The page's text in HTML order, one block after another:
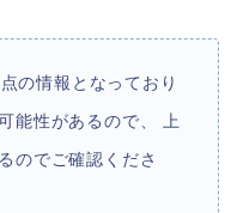
の情報となっており
能性があるので、 上
のでご確認くださ